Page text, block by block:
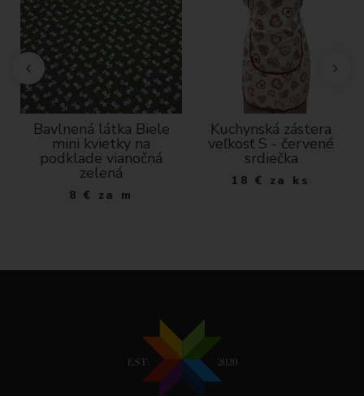
Bavlnená látka Biele
mini kvietky na
podklade vianočná
zelená
8 € za m
Kuchynská zástera
veľkosť S - červené
srdiečka
18 € za ks